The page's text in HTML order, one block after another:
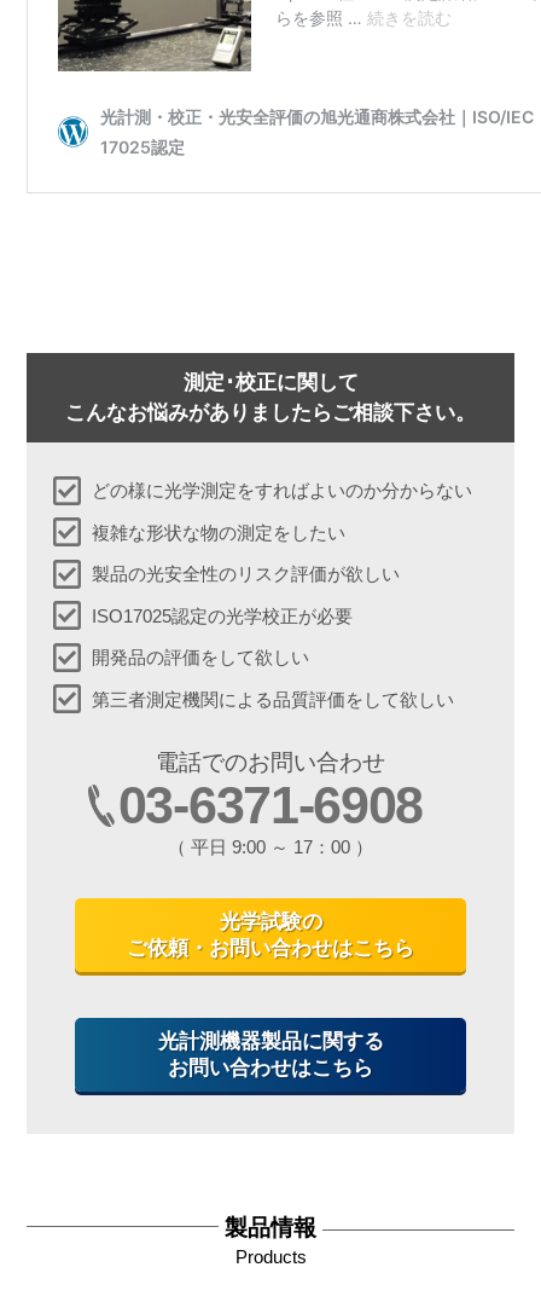
測定･校正に関して
こんなお悩みがありましたらご相談下さい。
どの様に光学測定をすればよいのか分からない
複雑な形状な物の測定をしたい
製品の光安全性のリスク評価が欲しい
ISO17025認定の光学校正が必要
開発品の評価をして欲しい
第三者測定機関による品質評価をして欲しい
電話でのお問い合わせ
03-6371-6908
（ 平日 9:00 ～ 17：00 ）
光学試験の
ご依頼・お問い合わせはこちら
光計測機器製品に関する
お問い合わせはこちら
製品情報
Products